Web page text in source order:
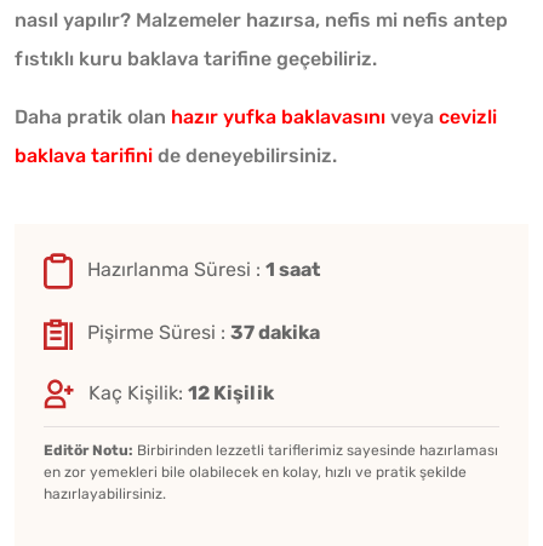
nasıl yapılır? Malzemeler hazırsa, nefis mi nefis antep
fıstıklı kuru baklava tarifine geçebiliriz.
Daha pratik olan hazır yufka baklavasını veya cevizli
baklava tarifini de deneyebilirsiniz.
Hazırlanma Süresi : 1 saat
Pişirme Süresi : 37 dakika
Kaç Kişilik: 12 Kişilik
Editör Notu: Birbirinden lezzetli tariflerimiz sayesinde hazırlaması
en zor yemekleri bile olabilecek en kolay, hızlı ve pratik şekilde
hazırlayabilirsiniz.